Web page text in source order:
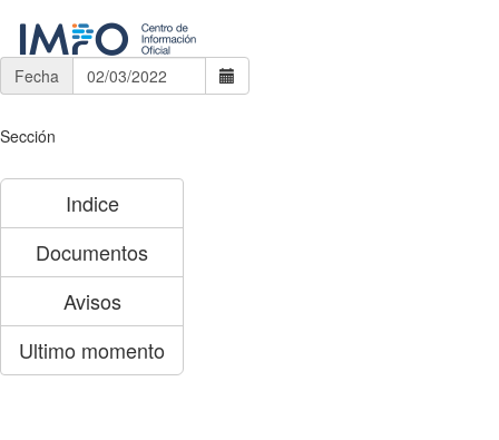
Fecha
Sección
Indice
Documentos
Avisos
Ultimo momento